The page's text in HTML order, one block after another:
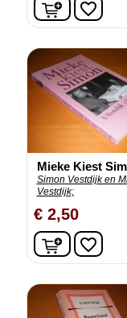
favorite_border
Mieke Kiest
Simon Vestdijk en
Vestdijk;
€ 2,50
Infavorite_border